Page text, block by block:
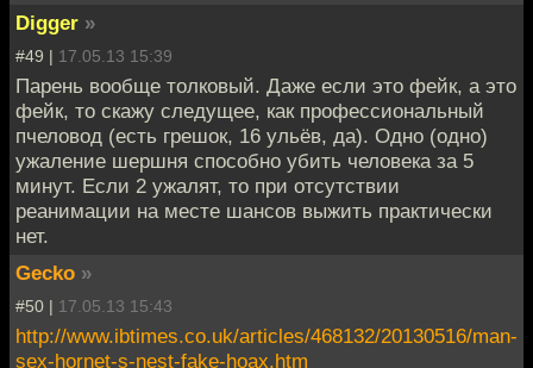
Digger »
#49 | 17.05.13 15:39
Парень вообще толковый. Даже если это фейк, а это
фейк, то скажу следущее, как профессиональный
пчеловод (есть грешок, 16 ульёв, да). Одно (одно)
ужаление шершня способно убить человека за 5
минут. Если 2 ужалят, то при отсутствии
реанимации на месте шансов выжить практически
нет.
Gecko »
#50 | 17.05.13 15:43
http://www.ibtimes.co.uk/articles/468132/20130516/man-
sex-hornet-s-nest-fake-hoax.htm